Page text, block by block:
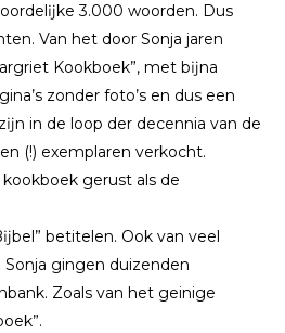
3.000 woorden. Dus
Van het door Sonja jaren
Kookboek”, met bĳna
zonder foto’s en dus een
in de loop der decennia van de
(!) exemplaren verkocht.
gerust als de
betitelen. Ook van veel
gingen duizenden
Zoals van het geinige